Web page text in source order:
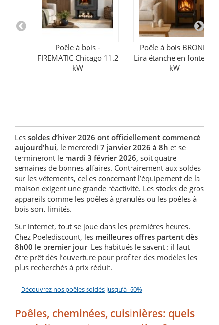
Poêle à bois -
FIREMATIC Chicago 11.2
kW
Poêle à bois BRONPI
Lira étanche en fonte - 5
kW
Les soldes d’hiver 2026 ont officiellement commencé
aujourd'hui, le mercredi 7 janvier 2026 à 8h et se
termineront le mardi 3 février 2026, soit quatre
semaines de bonnes affaires. Contrairement aux soldes
sur les vêtements, celles concernant l’équipement de la
maison exigent une grande réactivité. Les stocks de gros
appareils comme les poêles à granulés ou les poêles à
bois sont limités.
Sur internet, tout se joue dans les premières heures.
Chez Poelediscount, les meilleures offres partent dès
8h00 le premier jour. Les habitués le savent : il faut
être prêt dès l’ouverture pour profiter des modèles les
plus recherchés à prix réduit.
Découvrez nos poêles soldés jusqu’à -60%
Poêles, cheminées, cuisinières: quels